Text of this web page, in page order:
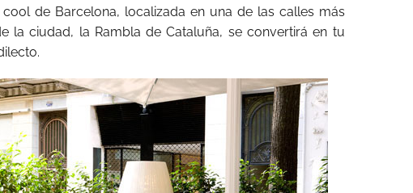
cool de Barcelona, localizada en una de las calles más
la ciudad, la Rambla de Cataluña, se convertirá en tu